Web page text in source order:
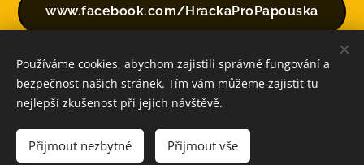
Do košíku
www.facebook.com/HrackaProPapouska
Vytvořeno službouWebnode Cookies
Používáme cookies, abychom zajistili správné fungování a
bezpečnost našich stránek. Tím vám můžeme zajistit tu
nejlepší zkušenost při jejich návštěvě.
Přijmout nezbytné Přijmout vše